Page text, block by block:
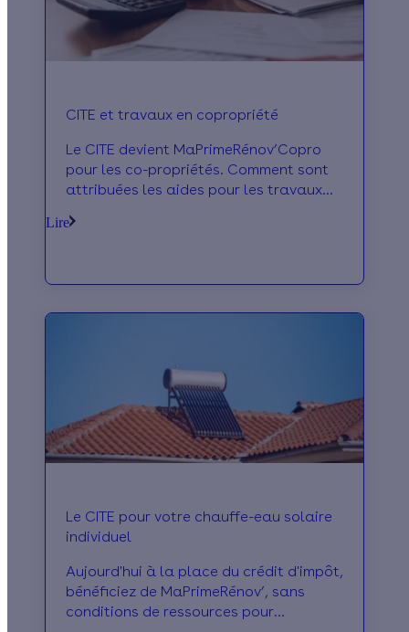
CITE et travaux en copropriété
Le CITE devient MaPrimeRénov’Copro
pour les co-propriétés. Comment sont
attribuées les aides pour les travaux
communes ?
Lire
Le CITE pour votre chauffe-eau solaire
individuel
Aujourd'hui à la place du crédit d'impôt,
bénéficiez de MaPrimeRénov’, sans
conditions de ressources pour